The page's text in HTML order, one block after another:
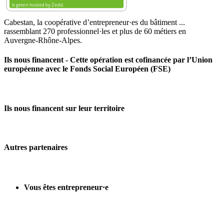
Cabestan, la coopérative d’entrepreneur·es du bâtiment ...
rassemblant 270 professionnel·les et plus de 60 métiers en
Auvergne‑Rhône‑Alpes.
Ils nous financent - Cette opération est cofinancée par l’Union
européenne avec le Fonds Social Européen (FSE)
Ils nous financent sur leur territoire
Autres partenaires
Vous êtes entrepreneur·e